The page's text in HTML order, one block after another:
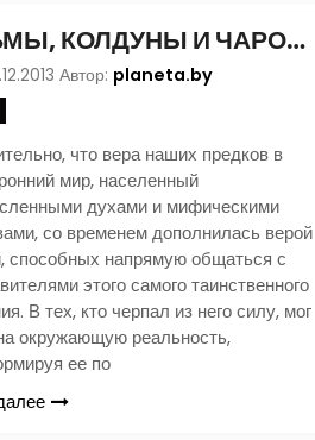
ВЕДЬМЫ, КОЛДУНЫ И ЧАРОДЕИ
Автор: planeta.by
что вера наших предков в
мир, населенный
духами и мифическими
со временем дополнилась верой
способных напрямую общаться с
этого самого таинственного
В тех, кто черпал из него силу, мог
окружающую реальность,
ее по